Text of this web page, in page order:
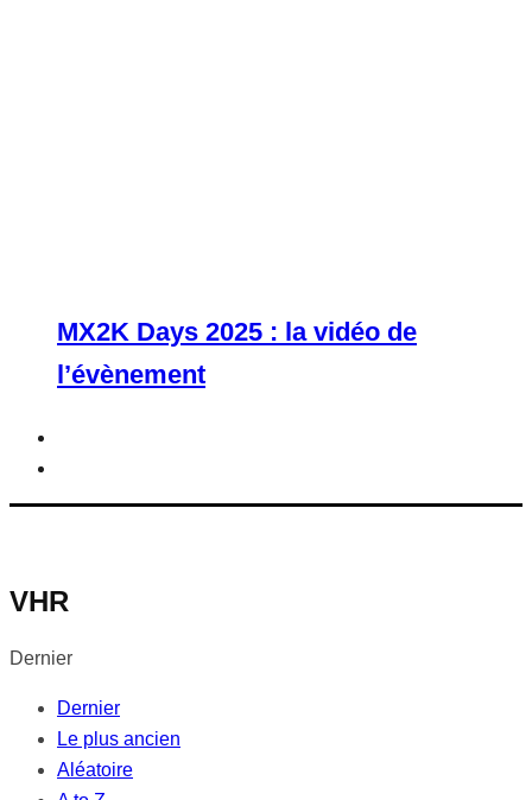
MX2K Days 2025 : la vidéo de
l’évènement
VHR
Dernier
Dernier
Le plus ancien
Aléatoire